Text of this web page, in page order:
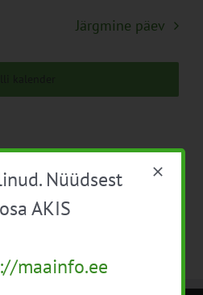
Järgmine päev
Nüüdsest
AKIS
maainfo.ee